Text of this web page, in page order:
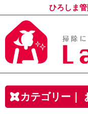
ひろしま
カテゴリー｜